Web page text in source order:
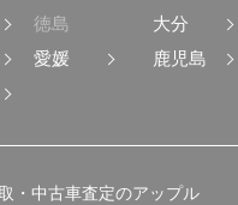
徳島
愛媛
大分
鹿児島
・中古車査定のアップル